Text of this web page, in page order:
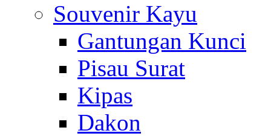
Souvenir Kayu
Gantungan Kunci
Pisau Surat
Kipas
Dakon